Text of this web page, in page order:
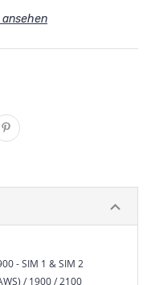
- SIM 1 & SIM 2
/ 1900 / 2100